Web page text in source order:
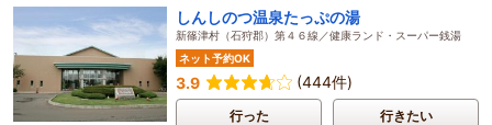
しんしのつ温泉たっぷの湯
新篠津村（石狩郡）第４６線／健康ランド・スーパー銭湯
ネット予約OK
3.9 (444件)
行った 行きたい